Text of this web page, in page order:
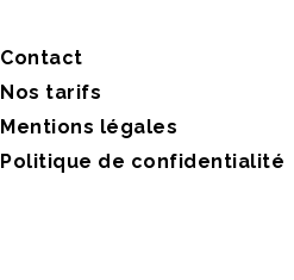
Contact
Nos tarifs
Mentions légales
Politique de confidentialité